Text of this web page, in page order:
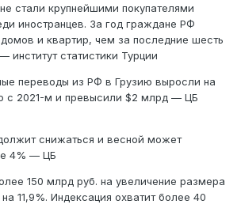
стали крупнейшими покупателями
иностранцев. За год граждане РФ
и квартир, чем за последние шесть
институт статистики Турции
переводы из РФ в Грузию выросли на
с 2021-м и превысили $2 млрд — ЦБ
снижаться и весной может
4% — ЦБ
150 млрд руб. на увеличение размера
11,9%. Индексация охватит более 40